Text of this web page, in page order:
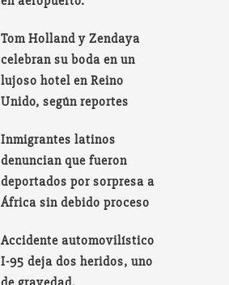
Tom Holland y Zendaya
celebran su boda en un
lujoso hotel en Reino
Unido, según reportes
Inmigrantes latinos
denuncian que fueron
deportados por sorpresa a
África sin debido proceso
Accidente automovilístico
I-95 deja dos heridos, uno